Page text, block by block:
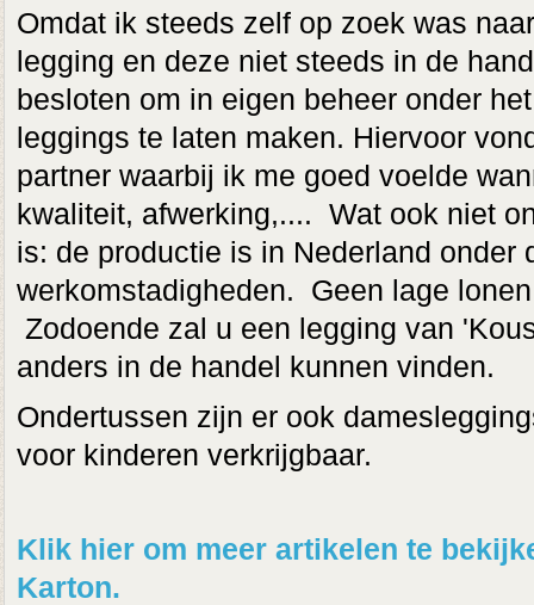
Omdat ik steeds zelf op zoek was
legging en deze niet steeds in de
besloten om in eigen beheer onder
leggings te laten maken. Hiervoor
partner waarbij ik me goed voelde
kwaliteit, afwerking,.... Wat ook niet
is: de productie is in Nederland onder
werkomstadigheden. Geen lage
Zodoende zal u een legging van
anders in de handel kunnen vinden.
Ondertussen zijn er ook
voor kinderen verkrijgbaar.
Klik hier om meer artikelen te
Karton.